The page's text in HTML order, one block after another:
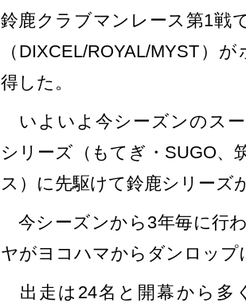
鈴鹿クラブマンレース第1戦
（DIXCEL/ROYAL/MYST）
得した。
いよいよ今シーズンのス
シリーズ（もてぎ・SUGO、
ス）に先駆けて鈴鹿シリーズ
今シーズンから3年毎に行
ヤがヨコハマからダンロップ
出走は24名と開幕から多